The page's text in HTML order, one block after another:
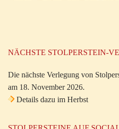
NÄCHSTE STOLPERSTEIN-
Die nächste Verlegung von
am 18. November 2026.
Details dazu im Herbst